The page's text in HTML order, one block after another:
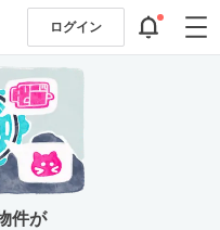
ログイン
件が